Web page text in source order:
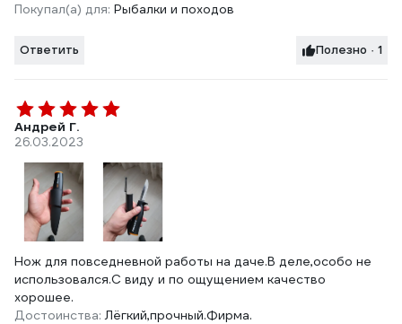
Покупал(а) для: Рыбалки и походов
Ответить Полезно · 1
Андрей Г.
26.03.2023
Нож для повседневной работы на даче.В деле,особо не
использовался.С виду и по ощущением качество
хорошее.
Достоинства:Лёгкий,прочный.Фирма.